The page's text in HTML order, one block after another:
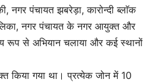
नगर पंचायत झबरेड़ा, कारोन्दी ब्लाॅक
नगर पंचायत के नगर आयुक्त और
रूप से अभियान चलाया और कई स्थानों
किया गया था। प्रत्येक जोन में 10